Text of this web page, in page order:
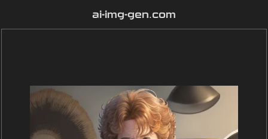
ai-img-gen.com